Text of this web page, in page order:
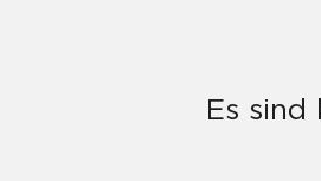
Es